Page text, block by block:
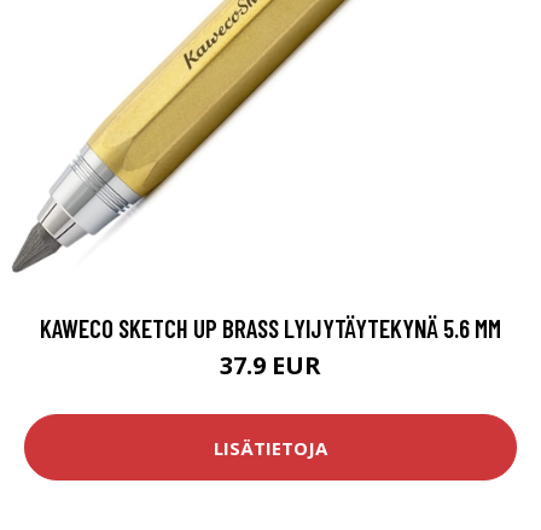
KAWECO SKETCH UP BRASS LYIJYTÄYTEKYNÄ 5.6 MM
37.9 EUR
LISÄTIETOJA